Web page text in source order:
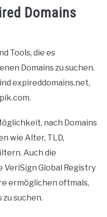
Domains
Tools, die es
Domains zu suchen.
expireddomains.net,
nach Domains
wie Alter, TLD,
Auch die
VeriSign Global Registry
ermöglichen oftmals,
suchen.